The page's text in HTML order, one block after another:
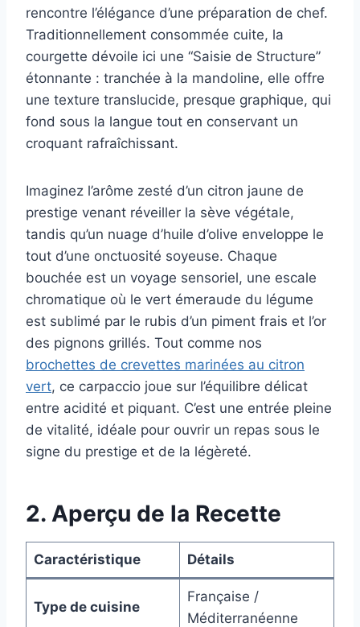
rencontre l’élégance d’une préparation de chef.
Traditionnellement consommée cuite, la
courgette dévoile ici une “Saisie de Structure”
étonnante : tranchée à la mandoline, elle offre
une texture translucide, presque graphique, qui
fond sous la langue tout en conservant un
croquant rafraîchissant.
Imaginez l’arôme zesté d’un citron jaune de
prestige venant réveiller la sève végétale,
tandis qu’un nuage d’huile d’olive enveloppe le
tout d’une onctuosité soyeuse. Chaque
bouchée est un voyage sensoriel, une escale
chromatique où le vert émeraude du légume
est sublimé par le rubis d’un piment frais et l’or
des pignons grillés. Tout comme nos
brochettes de crevettes marinées au citron
vert, ce carpaccio joue sur l’équilibre délicat
entre acidité et piquant. C’est une entrée pleine
de vitalité, idéale pour ouvrir un repas sous le
signe du prestige et de la légèreté.
2. Aperçu de la Recette
Caractéristique Détails
Type de cuisine
Française /
Méditerranéenne